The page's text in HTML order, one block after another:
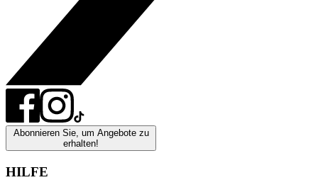
Abonnieren Sie, um Angebote zu
erhalten!
HILFE